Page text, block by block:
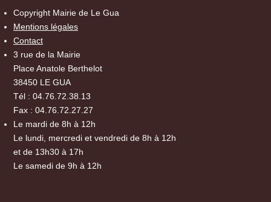
Copyright Mairie de Le Gua
Mentions légales
Contact
3 rue de la Mairie
Place Anatole Berthelot
38450 LE GUA
Tél : 04.76.72.38.13
Fax : 04.76.72.27.27
Le mardi de 8h à 12h
Le lundi, mercredi et vendredi de 8h à 12h
et de 13h30 à 17h
Le samedi de 9h à 12h